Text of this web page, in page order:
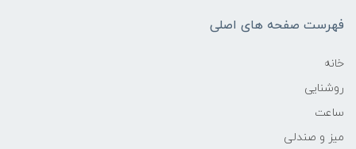
فهرست صفحه های اصلی
خانه
روشنایی
ساعت
میز و صندلی